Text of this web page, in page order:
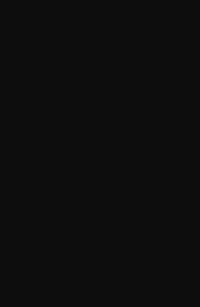
pour le
conservation
seul et même objet
millions de dollars.